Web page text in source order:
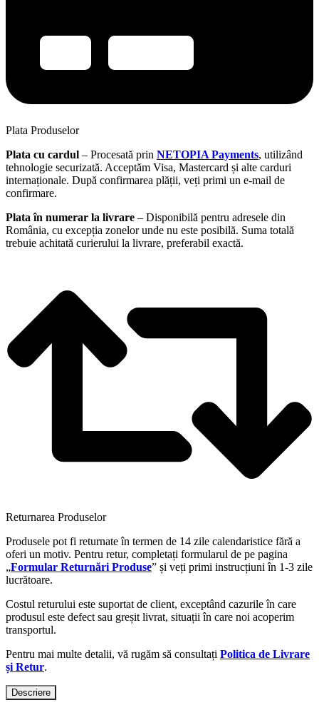
Plata Produselor
Plata cu cardul – Procesată prin NETOPIA Payments, utilizând
tehnologie securizată. Acceptăm Visa, Mastercard și alte carduri
internaționale. După confirmarea plății, veți primi un e-mail de
confirmare.
Plata în numerar la livrare – Disponibilă pentru adresele din
România, cu excepția zonelor unde nu este posibilă. Suma totală
trebuie achitată curierului la livrare, preferabil exactă.
Returnarea Produselor
Produsele pot fi returnate în termen de 14 zile calendaristice fără a
oferi un motiv. Pentru retur, completați formularul de pe pagina
„Formular Returnări Produse” și veți primi instrucțiuni în 1-3 zile
lucrătoare.
Costul returului este suportat de client, exceptând cazurile în care
produsul este defect sau greșit livrat, situații în care noi acoperim
transportul.
Pentru mai multe detalii, vă rugăm să consultați Politica de Livrare
și Retur.
Descriere